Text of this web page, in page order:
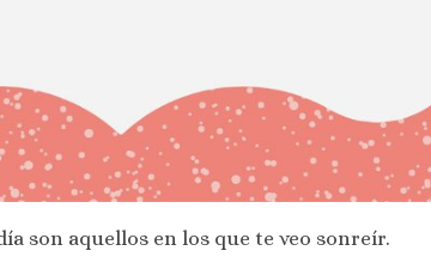
son aquellos en los que te veo sonreír.